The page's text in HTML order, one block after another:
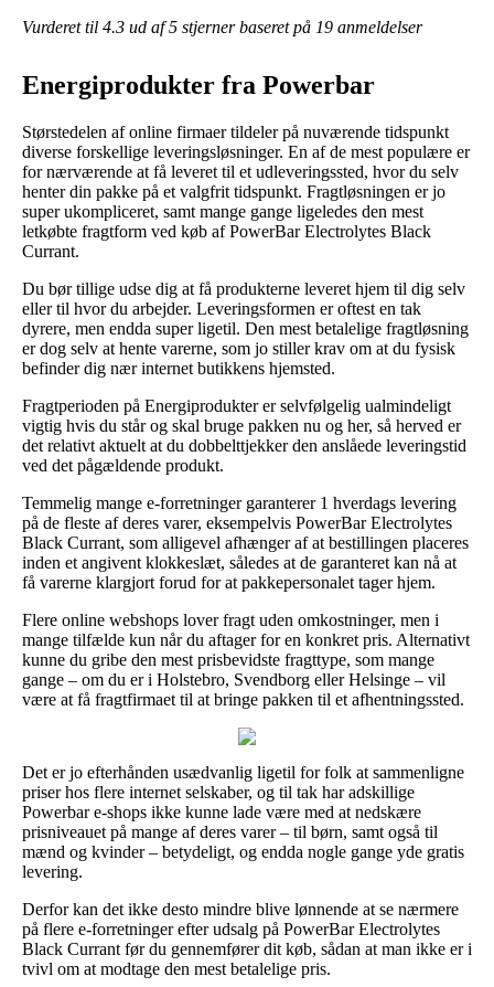
Vurderet til 4.3 ud af 5 stjerner baseret på 19 anmeldelser
Energiprodukter fra Powerbar
Størstedelen af online firmaer tildeler på nuværende tidspunkt
diverse forskellige leveringsløsninger. En af de mest populære er
for nærværende at få leveret til et udleveringssted, hvor du selv
henter din pakke på et valgfrit tidspunkt. Fragtløsningen er jo
super ukompliceret, samt mange gange ligeledes den mest
letkøbte fragtform ved køb af PowerBar Electrolytes Black
Currant.
Du bør tillige udse dig at få produkterne leveret hjem til dig selv
eller til hvor du arbejder. Leveringsformen er oftest en tak
dyrere, men endda super ligetil. Den mest betalelige fragtløsning
er dog selv at hente varerne, som jo stiller krav om at du fysisk
befinder dig nær internet butikkens hjemsted.
Fragtperioden på Energiprodukter er selvfølgelig ualmindeligt
vigtig hvis du står og skal bruge pakken nu og her, så herved er
det relativt aktuelt at du dobbelttjekker den anslåede leveringstid
ved det pågældende produkt.
Temmelig mange e-forretninger garanterer 1 hverdags levering
på de fleste af deres varer, eksempelvis PowerBar Electrolytes
Black Currant, som alligevel afhænger af at bestillingen placeres
inden et angivent klokkeslæt, således at de garanteret kan nå at
få varerne klargjort forud for at pakkepersonalet tager hjem.
Flere online webshops lover fragt uden omkostninger, men i
mange tilfælde kun når du aftager for en konkret pris. Alternativt
kunne du gribe den mest prisbevidste fragttype, som mange
gange – om du er i Holstebro, Svendborg eller Helsinge – vil
være at få fragtfirmaet til at bringe pakken til et afhentningssted.
Det er jo efterhånden usædvanlig ligetil for folk at sammenligne
priser hos flere internet selskaber, og til tak har adskillige
Powerbar e-shops ikke kunne lade være med at nedskære
prisniveauet på mange af deres varer – til børn, samt også til
mænd og kvinder – betydeligt, og endda nogle gange yde gratis
levering.
Derfor kan det ikke desto mindre blive lønnende at se nærmere
på flere e-forretninger efter udsalg på PowerBar Electrolytes
Black Currant før du gennemfører dit køb, sådan at man ikke er i
tvivl om at modtage den mest betalelige pris.